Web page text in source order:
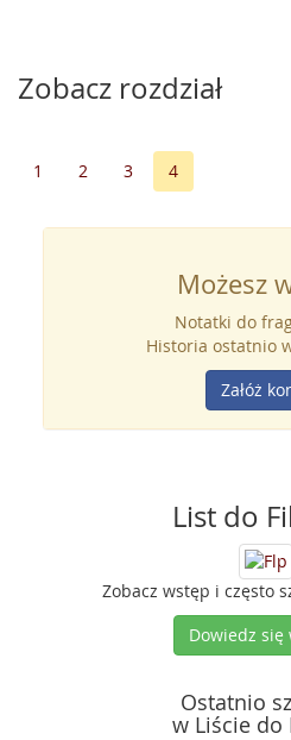
Zobacz rozdział
1 2 3 4
Możesz
Notatki do
Historia ostatnio
Załóż
List do
Zobacz wstęp i często
Dowiedz się
Ostatnio
w Liście do